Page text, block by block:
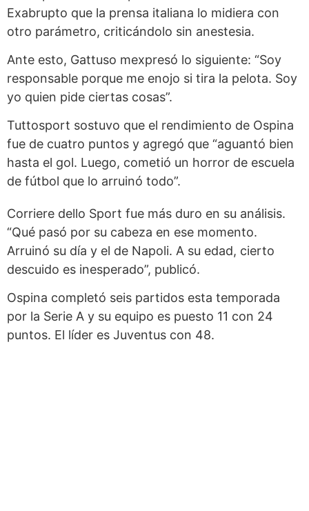
Exabrupto que la prensa italiana lo midiera con
otro parámetro, criticándolo sin anestesia.
Ante esto, Gattuso mexpresó lo siguiente: “Soy
responsable porque me enojo si tira la pelota. Soy
yo quien pide ciertas cosas”.
Tuttosport sostuvo que el rendimiento de Ospina
fue de cuatro puntos y agregó que “aguantó bien
hasta el gol. Luego, cometió un horror de escuela
de fútbol que lo arruinó todo”.
Corriere dello Sport fue más duro en su análisis.
“Qué pasó por su cabeza en ese momento.
Arruinó su día y el de Napoli. A su edad, cierto
descuido es inesperado”, publicó.
Ospina completó seis partidos esta temporada
por la Serie A y su equipo es puesto 11 con 24
puntos. El líder es Juventus con 48.